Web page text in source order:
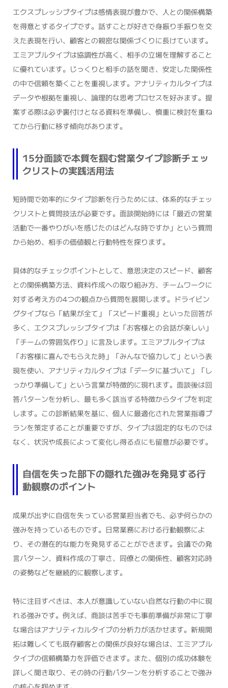
エクスプレッシブタイプは感情表現が豊かで、人との関係構築
を得意とするタイプです。話すことが好きで身振り手振りを交
えた表現を行い、顧客との親密な関係づくりに長けています。
エミアブルタイプは協調性が高く、相手の立場を理解すること
に優れています。じっくりと相手の話を聞き、安定した関係性
の中で信頼を築くことを重視します。アナリティカルタイプは
データや根拠を重視し、論理的な思考プロセスを好みます。提
案する際は必ず裏付けとなる資料を準備し、慎重に検討を重ね
てから行動に移す傾向があります。
15分面談で本質を掴む営業タイプ診断チェッ
クリストの実践活用法
短時間で効率的にタイプ診断を行うためには、体系的なチェッ
クリストと質問技法が必要です。面談開始時には「最近の営業
活動で一番やりがいを感じたのはどんな時ですか」という質問
から始め、相手の価値観と行動特性を探ります。
具体的なチェックポイントとして、意思決定のスピード、顧客
との関係構築方法、資料作成への取り組み方、チームワークに
対する考え方の4つの観点から質問を展開します。ドライビン
グタイプなら「結果が全て」「スピード重視」といった回答が
多く、エクスプレッシブタイプは「お客様との会話が楽しい」
「チームの雰囲気作り」に言及します。エミアブルタイプは
「お客様に喜んでもらえた時」「みんなで協力して」という表
現を使い、アナリティカルタイプは「データに基づいて」「し
っかり準備して」という言葉が特徴的に現れます。面談後は回
答パターンを分析し、最も多く該当する特徴からタイプを判定
します。この診断結果を基に、個人に最適化された営業指導プ
ランを策定することが重要ですが、タイプは固定的なものでは
なく、状況や成長によって変化し得る点にも留意が必要です。
自信を失った部下の隠れた強みを発見する行
動観察のポイント
成果が出ずに自信を失っている営業担当者でも、必ず何らかの
強みを持っているものです。日常業務における行動観察によ
り、その潜在的な能力を発見することができます。会議での発
言パターン、資料作成の丁寧さ、同僚との関係性、顧客対応時
の姿勢などを継続的に観察します。
特に注目すべきは、本人が意識していない自然な行動の中に現
れる強みです。例えば、商談は苦手でも事前準備が非常に丁寧
な場合はアナリティカルタイプの分析力が活かせます。新規開
拓は難しくても既存顧客との関係が良好な場合は、エミアブル
タイプの信頼構築力を評価できます。また、個別の成功体験を
詳しく聞き取り、その時の行動パターンを分析することで強み